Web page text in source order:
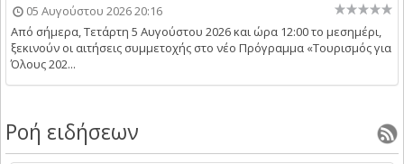
05 Αυγούστου 2026 20:16
Από σήμερα, Τετάρτη 5 Αυγούστου 2026 και ώρα 12:00 το μεσημέρι,
ξεκινούν οι αιτήσεις συμμετοχής στο νέο Πρόγραμμα «Τουρισμός για
Όλους 202...
Ροή ειδήσεων